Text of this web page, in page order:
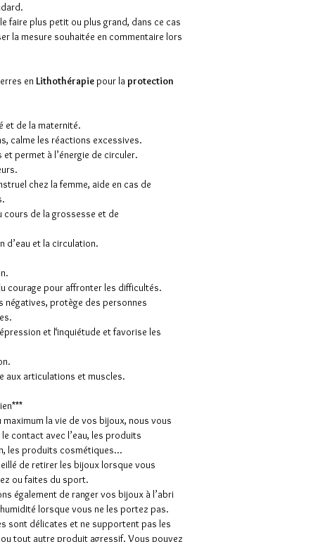
faire plus petit ou plus grand, dans ce cas
la mesure souhaitée en commentaire lors
en Lithothérapiepour laprotection
et de la maternité.
calme les réactions excessives.
et permet à l’énergie de circuler.
chez la femme, aide en cas de
cours de la grossesse et de
d’eau et la circulation.
courage pour affronter les difficultés.
négatives, protège des personnes
et l‘inquiétude et favorise les
aux articulations et muscles.
la vie de vos bijoux, nous vous
contact avec l’eau, les produits
les produits cosmétiques…
de retirer les bijoux lorsque vous
ou faites du sport.
également de ranger vos bijoux à l’abri
lorsque vous ne les portez pas.
sont délicates et ne supportent pas les
tout autre produit agressif. Vous pouvez